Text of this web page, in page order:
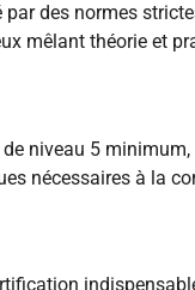
des normes
mêlant théorie et
niveau 5
nécessaires à la